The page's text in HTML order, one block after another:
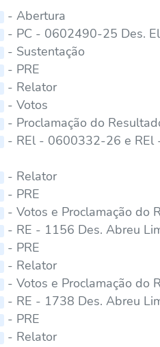
- Abertura
- PC - 0602490-25 Des.
- Sustentação
- PRE
- Relator
- Votos
- Proclamação do
- REl - 0600332-26 e REl
- Relator
- PRE
- Votos e Proclamação do
- RE - 1156 Des. Abreu
- PRE
- Relator
- Votos e Proclamação do
- RE - 1738 Des. Abreu
- PRE
- Relator